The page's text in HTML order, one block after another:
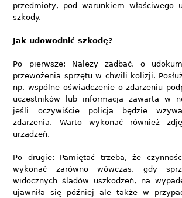
przedmioty, pod warunkiem właściwego
szkody.
Jak udowodnić szkodę?
Po pierwsze: Należy zadbać, o
przewożenia sprzętu w chwili kolizji.
np. wspólne oświadczenie o zdarzeniu
uczestników lub informacja zawarta w
jeśli oczywiście policja będzie
zdarzenia. Warto wykonać również
urządzeń.
Po drugie: Pamiętać trzeba, że
wykonać zarówno wówczas, gdy
widocznych śladów uszkodzeń, na
ujawniła się później ale także w